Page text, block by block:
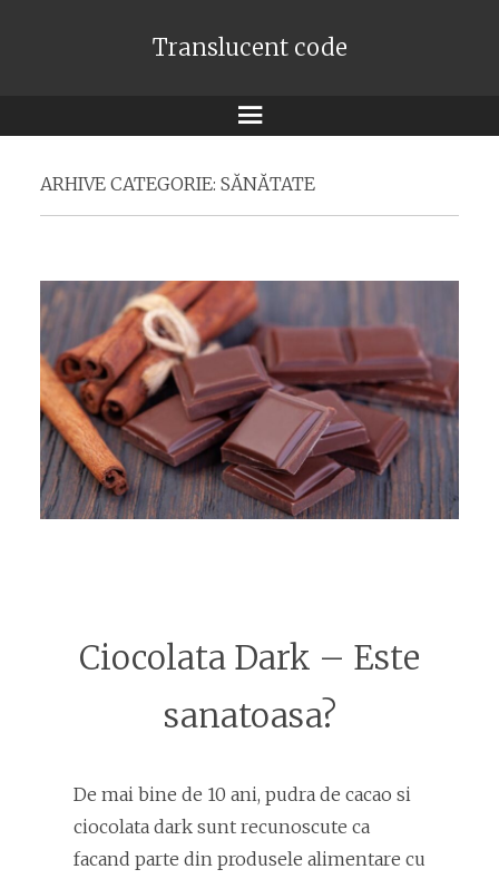
Translucent code
Meniu
ARHIVE CATEGORIE: SĂNĂTATE
Ciocolata Dark – Este
sanatoasa?
De mai bine de 10 ani, pudra de cacao si
ciocolata dark sunt recunoscute ca
facand parte din produsele alimentare cu